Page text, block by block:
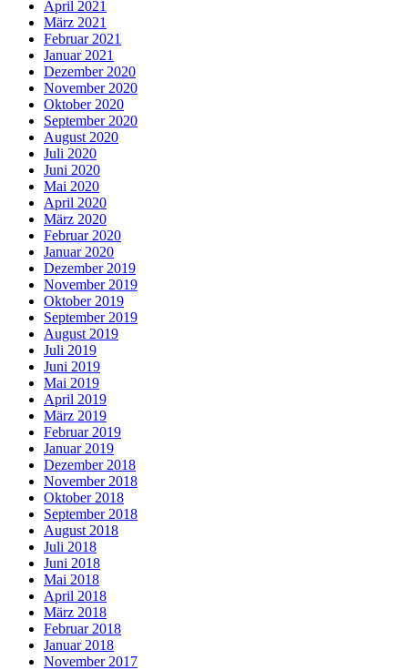
April 2021
März 2021
Februar 2021
Januar 2021
Dezember 2020
November 2020
Oktober 2020
September 2020
August 2020
Juli 2020
Juni 2020
Mai 2020
April 2020
März 2020
Februar 2020
Januar 2020
Dezember 2019
November 2019
Oktober 2019
September 2019
August 2019
Juli 2019
Juni 2019
Mai 2019
April 2019
März 2019
Februar 2019
Januar 2019
Dezember 2018
November 2018
Oktober 2018
September 2018
August 2018
Juli 2018
Juni 2018
Mai 2018
April 2018
März 2018
Februar 2018
Januar 2018
November 2017